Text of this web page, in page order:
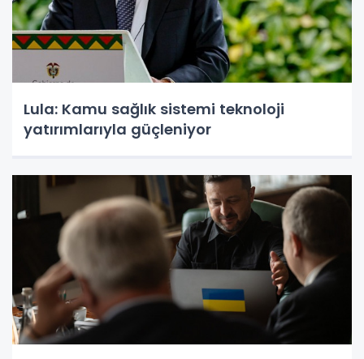
Lula: Kamu sağlık sistemi teknoloji
yatırımlarıyla güçleniyor